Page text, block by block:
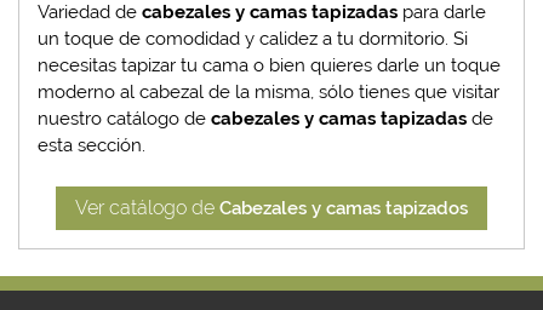
Variedad de cabezales y camas tapizadas para darle
un toque de comodidad y calidez a tu dormitorio. Si
necesitas tapizar tu cama o bien quieres darle un toque
moderno al cabezal de la misma, sólo tienes que visitar
nuestro catálogo de cabezales y camas tapizadas de
esta sección.
Ver catálogo de Cabezales y camas tapizados